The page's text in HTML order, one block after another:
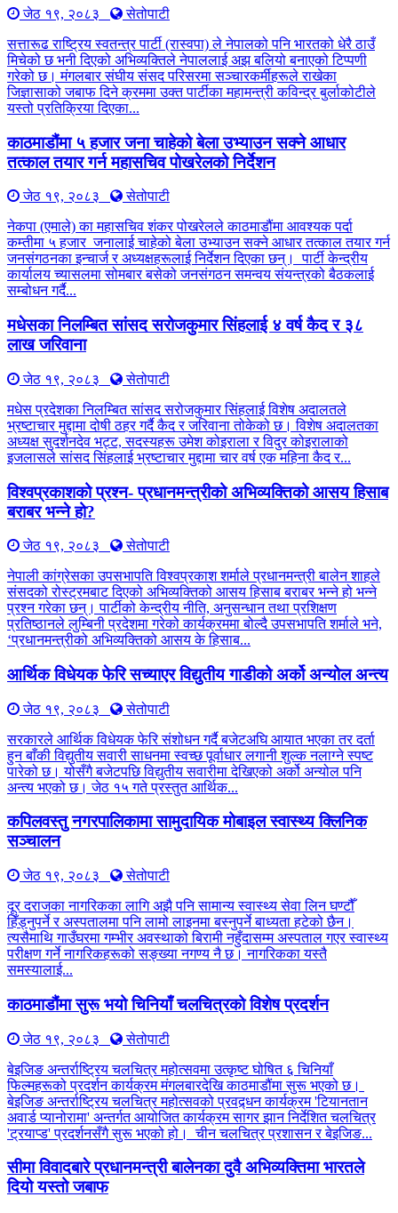
जेठ १९, २०८३
सेतोपाटी
सत्तारूढ राष्ट्रिय स्वतन्त्र पार्टी (रास्वपा) ले नेपालको पनि भारतको धेरै ठाउँ
मिचेको छ भनी दिएको अभिव्यक्तिले नेपाललाई अझ बलियो बनाएको टिप्पणी
गरेको छ। मंगलबार संघीय संसद परिसरमा सञ्चारकर्मीहरूले राखेका
जिज्ञासाको जबाफ दिने क्रममा उक्त पार्टीका महामन्त्री कविन्द्र बुर्लाकोटीले
यस्तो प्रतिक्रिया दिएका...
काठमाडौंमा ५ हजार जना चाहेको बेला उभ्याउन सक्ने आधार
तत्काल तयार गर्न महासचिव पोखरेलको निर्देशन
जेठ १९, २०८३
सेतोपाटी
नेकपा (एमाले) का महासचिव शंकर पोखरेलले काठमाडौंमा आवश्यक पर्दा
कम्तीमा ५ हजार जनालाई चाहेको बेला उभ्याउन सक्ने आधार तत्काल तयार गर्न
जनसंगठनका इन्चार्ज र अध्यक्षहरूलाई निर्देशन दिएका छन्। पार्टी केन्द्रीय
कार्यालय च्यासलमा सोमबार बसेको जनसंगठन समन्वय संयन्त्रको बैठकलाई
सम्बोधन गर्दै...
मधेसका निलम्बित सांसद सरोजकुमार सिंहलाई ४ वर्ष कैद र ३८
लाख जरिवाना
जेठ १९, २०८३
सेतोपाटी
मधेस प्रदेशका निलम्बित सांसद सरोजकुमार सिंहलाई विशेष अदालतले
भ्रष्टाचार मुद्दामा दोषी ठहर गर्दै कैद र जरिवाना तोकेको छ। विशेष अदालतका
अध्यक्ष सुदर्शनदेव भट्ट, सदस्यहरू उमेश कोइराला र विदुर कोइरालाको
इजलासले सांसद सिंहलाई भ्रष्टाचार मुद्दामा चार वर्ष एक महिना कैद र...
विश्वप्रकाशको प्रश्न- प्रधानमन्त्रीको अभिव्यक्तिको आसय हिसाब
बराबर भन्ने हो?
जेठ १९, २०८३
सेतोपाटी
नेपाली कांग्रेसका उपसभापति विश्वप्रकाश शर्माले प्रधानमन्त्री बालेन शाहले
संसदको रोस्ट्रमबाट दिएको अभिव्यक्तिको आसय हिसाब बराबर भन्ने हो भन्ने
प्रश्न गरेका छन्। पार्टीको केन्द्रीय नीति, अनुसन्धान तथा प्रशिक्षण
प्रतिष्ठानले लुम्बिनी प्रदेशमा गरेको कार्यक्रममा बोल्दै उपसभापति शर्माले भने,
‘प्रधानमन्त्रीको अभिव्यक्तिको आसय के हिसाब...
आर्थिक विधेयक फेरि सच्याएर विद्युतीय गाडीको अर्को अन्योल अन्त्य
जेठ १९, २०८३
सेतोपाटी
सरकारले आर्थिक विधेयक फेरि संशोधन गर्दै बजेटअघि आयात भएका तर दर्ता
हुन बाँकी विद्युतीय सवारी साधनमा स्वच्छ पूर्वाधार लगानी शुल्क नलाग्ने स्पष्ट
पारेको छ। योसँगै बजेटपछि विद्युतीय सवारीमा देखिएको अर्को अन्योल पनि
अन्त्य भएको छ। जेठ १५ गते प्रस्तुत आर्थिक...
कपिलवस्तु नगरपालिकामा सामुदायिक मोबाइल स्वास्थ्य क्लिनिक
सञ्चालन
जेठ १९, २०८३
सेतोपाटी
दूर दराजका नागरिकका लागि अझै पनि सामान्य स्वास्थ्य सेवा लिन घण्टौँ
हिँड्नुपर्ने र अस्पतालमा पनि लामो लाइनमा बस्नुपर्ने बाध्यता हटेको छैन।
त्यसैमाथि गाउँघरमा गम्भीर अवस्थाको बिरामी नहुँदासम्म अस्पताल गएर स्वास्थ्य
परीक्षण गर्ने नागरिकहरूको सङ्ख्या नगण्य नै छ। नागरिकका यस्तै
समस्यालाई...
काठमाडौंमा सुरू भयो चिनियाँ चलचित्रको विशेष प्रदर्शन
जेठ १९, २०८३
सेतोपाटी
बेइजिङ अन्तर्राष्ट्रिय चलचित्र महोत्सवमा उत्कृष्ट घोषित ६ चिनियाँ
फिल्महरूको प्रदर्शन कार्यक्रम मंगलबारदेखि काठमाडौंमा सुरू भएको छ।
बेइजिङ अन्तर्राष्ट्रिय चलचित्र महोत्सवको प्रवद्र्धन कार्यक्रम 'टियानतान
अवार्ड प्यानोरामा' अन्तर्गत आयोजित कार्यक्रम सागर झान निर्देशित चलचित्र
'ट्रयाप्ड' प्रदर्शनसँगै सुरू भएको हो। चीन चलचित्र प्रशासन र बेइजिङ...
सीमा विवादबारे प्रधानमन्त्री बालेनका दुवै अभिव्यक्तिमा भारतले
दियो यस्तो जबाफ